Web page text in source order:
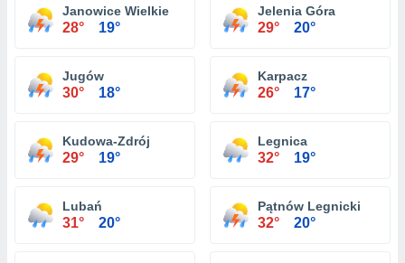
Janowice Wielkie
28° 19°
Jelenia Góra
29° 20°
Jugów
30° 18°
Karpacz
26° 17°
Kudowa-Zdrój
29° 19°
Legnica
32° 19°
Lubań
31° 20°
Pątnów Legnicki
32° 20°